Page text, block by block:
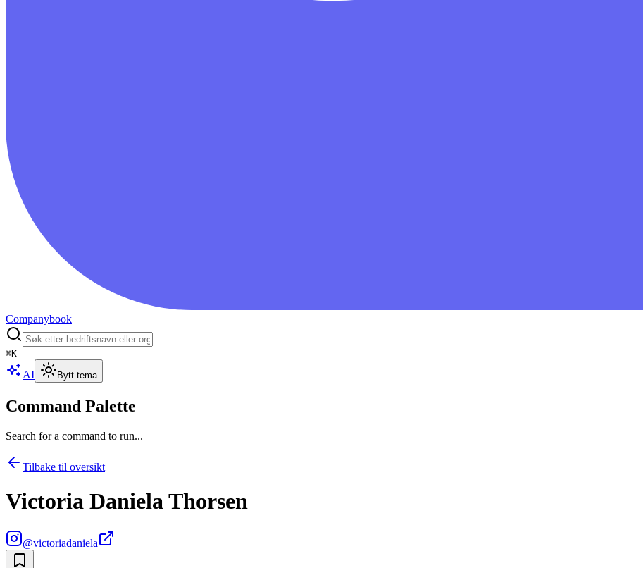
Companybook
⌘K
AI Bytt tema
Command Palette
Search for a command to run...
Tilbake til oversikt
Victoria Daniela Thorsen
@victoriadaniela